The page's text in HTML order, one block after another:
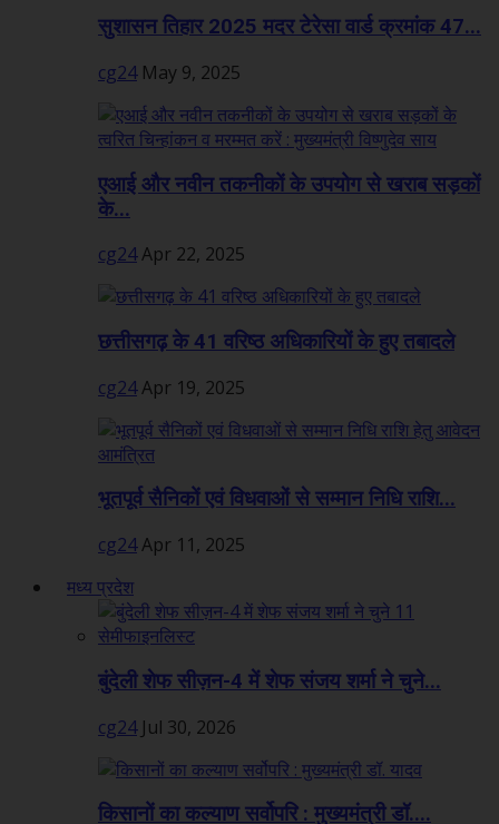
सुशासन तिहार 2025 मदर टेरेसा वार्ड क्रमांक 47...
cg24 May 9, 2025
एआई और नवीन तकनीकों के उपयोग से खराब सड़कों
के...
cg24Apr 22, 2025
छत्तीसगढ़ के 41 वरिष्ठ अधिकारियों के हुए तबादले
cg24Apr 19, 2025
भूतपूर्व सैनिकों एवं विधवाओं से सम्मान निधि राशि...
cg24Apr 11, 2025
मध्य प्रदेश
बुंदेली शेफ सीज़न-4 में शेफ संजय शर्मा ने चुने...
cg24 Jul 30, 2026
किसानों का कल्याण सर्वोपरि : मुख्यमंत्री डॉ....